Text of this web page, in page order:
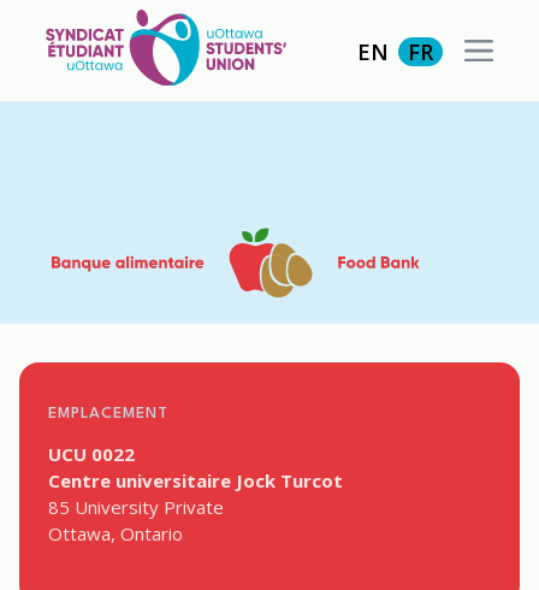
EN FR
EMPLACEMENT
UCU 0022
Centre universitaire Jock Turcot
85 University Private
Ottawa, Ontario